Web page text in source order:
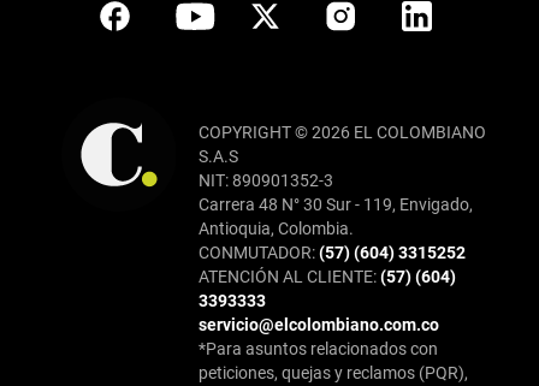
COPYRIGHT © 2026 EL COLOMBIANO
S.A.S
NIT: 890901352-3
Carrera 48 N° 30 Sur - 119, Envigado,
Antioquia, Colombia.
CONMUTADOR:(57) (604) 3315252
ATENCIÓN AL CLIENTE:(57) (604)
3393333
servicio@elcolombiano.com.co
*Para asuntos relacionados con
peticiones, quejas y reclamos (PQR),